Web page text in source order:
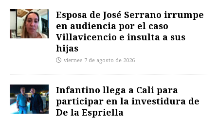
Esposa de José Serrano irrumpe
en audiencia por el caso
Villavicencio e insulta a sus
hijas
viernes 7 de agosto de 2026
Infantino llega a Cali para
participar en la investidura de
De la Espriella